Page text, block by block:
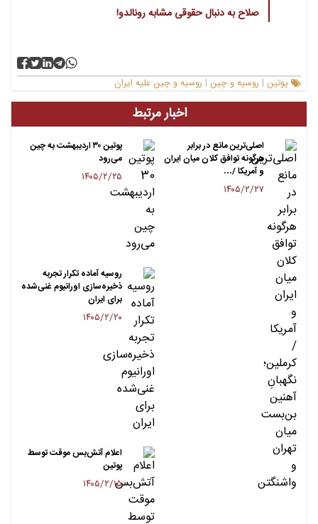
صلاح به دنبال حقوقی مشابه رونالدو!
پوتین | روسیه و چین | روسیه و چین علیه ایران
اخبار مرتبط
اصلی‌ترین مانع در برابر
هرگونه توافق کلان میان ایران
و آمریکا /…
۱۴۰۵/۲/۲۷
پوتین ۳۰ اردیبهشت به چین
می‌رود
۱۴۰۵/۲/۲۵
روسیه آماده تکرار تجربه
ذخیره‌سازی اورانیوم غنی‌شده
برای ایران
۱۴۰۵/۲/۲۰
اعلام آتش‌بس موقت توسط
پوتین
۱۴۰۵/۲/۱۵